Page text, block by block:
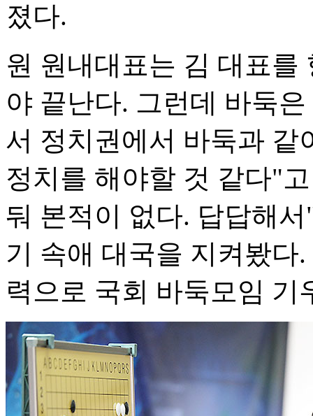
졌다.
원 원내대표는 김 대표
야 끝난다. 그런데 바둑
서 정치권에서 바둑과 같
정치를 해야할 것 같다"
둬 본적이 없다. 답답해
기 속애 대국을 지켜봤다
력으로 국회 바둑모임 기